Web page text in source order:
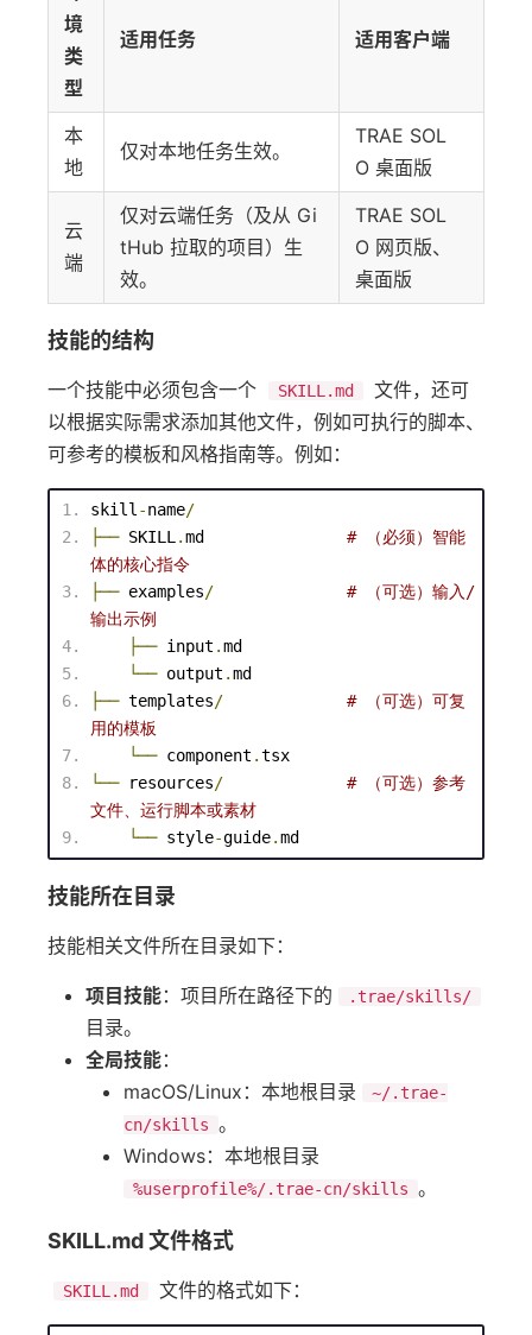
境
类
型
适用任务 适用客户端
本
地
仅对本地任务生效。
TRAE SOL
O 桌面版
云
端
仅对云端任务（及从 Gi
tHub 拉取的项目）生
效。
TRAE SOL
O 网页版、
桌面版
技能的结构
一个技能中必须包含一个 SKILL.md
文件，还可
以根据实际需求添加其他文件，例如可执行的脚本、
可参考的模板和风格指南等。例如：
skill -name/
├── SKILL .md # （必须）智能
体的核心指令
├── examples/
# （可选）输入/
输出示例
├── input .md
└── output .md
├── templates/
# （可选）可复
用的模板
└── component .tsx
└── resources/
# （可选）参考
文件、运行脚本或素材
└── style-guide.md
技能所在目录
技能相关文件所在目录如下：
项目技能：项目所在路径下的 .trae/skills/
目录。
全局技能：
macOS/Linux：本地根目录
~/.trae-
cn/skills 。
Windows：本地根目录
%userprofile%/.trae-cn/skills 。
SKILL.md 文件格式
SKILL.md 文件的格式如下：